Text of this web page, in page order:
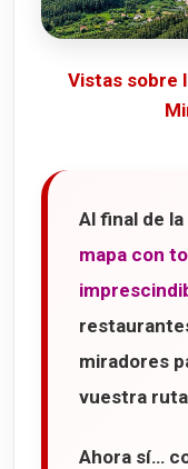
Vistas sobre
Al final de
mapa con
miradores
vuestra
Ahora sí…